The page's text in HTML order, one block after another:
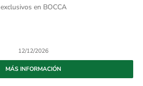
exclusivos en BOCCA
12/12/2026
MÁS INFORMACIÓN